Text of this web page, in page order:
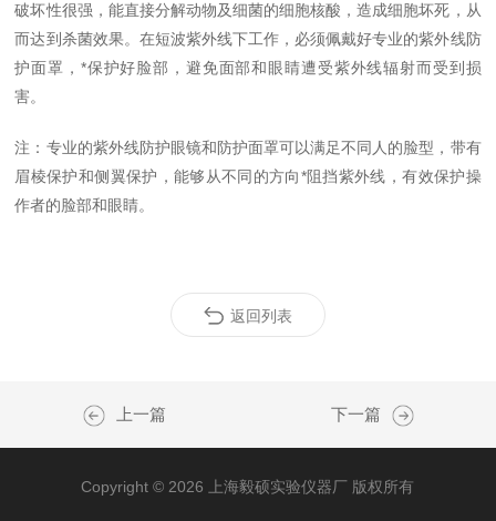
破坏性很强，能直接分解动物及细菌的细胞核酸，造成细胞坏死，从
而达到杀菌效果。在短波紫外线下工作，必须佩戴好专业的紫外线防
护面罩，*保护好脸部，避免面部和眼睛遭受紫外线辐射而受到损
害。
注：专业的紫外线防护眼镜和防护面罩可以满足不同人的脸型，带有
眉棱保护和侧翼保护，能够从不同的方向*阻挡紫外线，有效保护操
作者的脸部和眼睛。
返回列表
上一篇 下一篇
Copyright © 2026 上海毅硕实验仪器厂 版权所有